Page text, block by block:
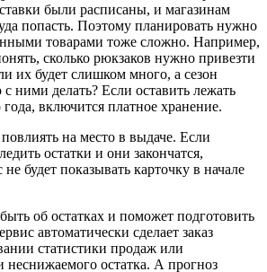
были расписаны, и магазинам
попасть. Поэтому планировать нужно
товарами тоже сложно. Например,
сколько рюкзаков нужно привезти
их будет слишком много, а сезон
с ними делать? Если оставить лежать
включится платное хранение.
на место в выдаче. Если
остатки и они закончатся,
не будет показывать карточку в начале
об остатках и поможет подготовить
автоматически сделает заказ
статистики продаж или
неснижаемого остатка. А прогноз